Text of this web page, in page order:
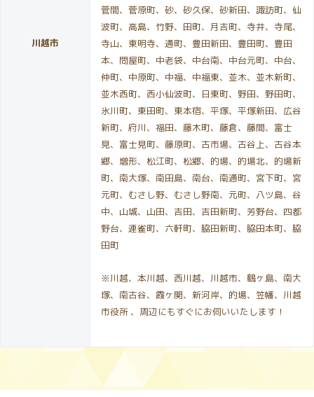
川越市
菅間、菅原町、砂、砂久保、砂新田、諏訪町、仙
波町、高島、竹野、田町、月吉町、寺井、寺尾、
寺山、東明寺、通町、豊田新田、豊田町、豊田
本、問屋町、中老袋、中台南、中台元町、中台、
仲町、中原町、中福、中福東、並木、並木新町、
並木西町、西小仙波町、日東町、野田、野田町、
氷川町、東田町、東本宿、平塚、平塚新田、広谷
新町、府川、福田、藤木町、藤倉、藤間、富士
見、富士見町、藤原町、古市場、古谷上、古谷本
郷、増形、松江町、松郷、的場、的場北、的場新
町、南大塚、南田島、南台、南通町、宮下町、宮
元町、むさし野、むさし野南、元町、八ツ島、谷
中、山城、山田、吉田、吉田新町、芳野台、四都
野台、連雀町、六軒町、脇田新町、脇田本町、脇
田町
※川越、本川越、西川越、川越市、鶴ヶ島、南大
塚、南古谷、霞ヶ関、新河岸、的場、笠幡、川越
市役所 、周辺にもすぐにお伺いいたします！